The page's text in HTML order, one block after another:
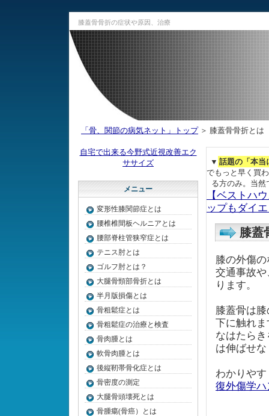
膝蓋骨骨折の症状や原因、治療
「骨、関節の病気ネット」トップ＞ 膝蓋骨骨折とは
▼ 話題の「本当
でもっと早く買
る方のみ。当
【ベストハ
ップもダイ
膝蓋
膝の外傷
交通事故
ります。
膝蓋骨は
下に触れ
なはたら
は伸ばせ
わかりや
復外傷学
自宅で出来る今野式近視改善エク
ササイズ
メニュー
変形性膝関節症とは
腰椎椎間板ヘルニアとは
腰部脊柱管狭窄症とは
テニス肘とは
ゴルフ肘とは？
大腿骨頸部骨折とは
半月版損傷とは
骨粗鬆症とは
骨粗鬆症の治療と検査
骨肉腫とは
軟骨肉腫とは
後縦靭帯骨化症とは
骨密度の測定
大腿骨頭壊死とは
骨腫瘍(骨癌）とは